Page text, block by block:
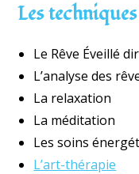
Les
Le Rêve Éveillé
L’analyse des
La relaxation
La méditation
Les soins
L’art-thérapie